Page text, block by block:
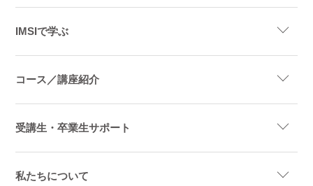
IMSIで学ぶ
コース／講座紹介
受講生・卒業生サポート
私たちについて